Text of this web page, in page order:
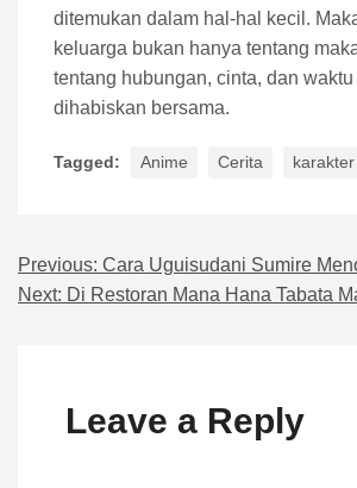
ditemukan dalam hal-hal kecil.
keluarga bukan hanya tentang
tentang hubungan, cinta, dan waktu
dihabiskan bersama.
Tagged: Anime Cerita karakter
Navigasi pos
Previous: Cara Uguisudani Sumire Menolak
Next: Di Restoran Mana Hana Tabata Makan
Leave a Reply